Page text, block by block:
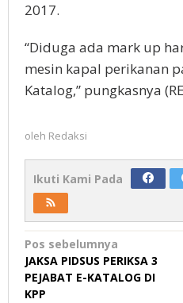
2017.
“Diduga ada mark up
mesin kapal perikanan
Katalog,” pungkasnya
oleh Redaksi
Ikuti Kami Pada
Navigasi
pos
Pos sebelumnya
JAKSA PIDSUS PERIKSA 3
PEJABAT E-KATALOG DI
KPP